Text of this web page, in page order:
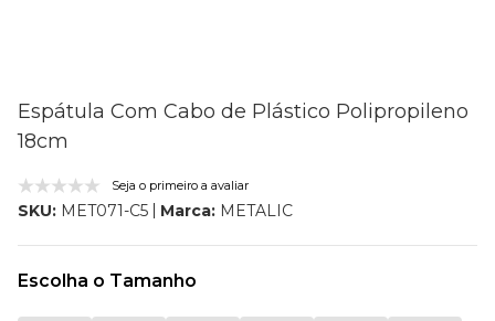
Espátula Com Cabo de Plástico Polipropileno
18cm
Seja o primeiro a avaliar
SKU: MET071-C5 Marca: METALIC
Escolha o Tamanho